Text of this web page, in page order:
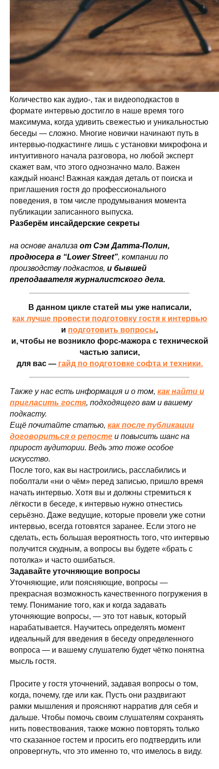
Количество как аудио-, так и видеоподкастов в
формате интервью достигло в наше время того
максимума, когда удивить свежестью и уникальностью
беседы — сложно. Многие новички начинают путь в
интервью-подкастинге лишь с установки микрофона и
интуитивного начала разговора, но любой эксперт
скажет вам, что этого однозначно мало. Важен
каждый нюанс! Важная каждая деталь от поиска и
приглашения гостя до профессионального
поведения, в том числе продумывания момента
публикации записанного выпуска.
Разберём инсайдерские секреты
на основе анализа от Сэм Датта-Полин,
продюсера в “Lower Street”, компании по
производству подкастов, и бывшей
преподавателя журналистского дела.
В данном цикле статей мы уже написали,
как лучше провести подготовку гостя к интервью
и подготовить вопросы,
и, чтобы не возникло форс-мажора с технической
частью записи,
для вас — гайд по подготовке софта и техники.
Также у нас есть информация и о том, как найти и
пригласить гостя, подходящего вам и вашему
подкасту.
Ещё почитайте статью, как после публикации
договориться о репосте и повысить шанс на
прирост аудитории. Ведь это тоже особое
искусство.
После того, как вы настроились, расслабились и
поболтали «ни о чём» перед записью, пришло время
начать интервью. Хотя вы и должны стремиться к
лёгкости в беседе, к интервью нужно отнестись
серьёзно. Даже ведущие, которые провели уже сотни
интервью, всегда готовятся заранее. Если этого не
сделать, есть большая вероятность того, что интервью
получится скудным, а вопросы вы будете «брать с
потолка» и часто ошибаться.
Задавайте уточняющие вопросы
Уточняющие, или поясняющие, вопросы —
прекрасная возможность качественного погружения в
тему. Понимание того, как и когда задавать
уточняющие вопросы, — это тот навык, который
нарабатывается. Научитесь определять момент
идеальный для введения в беседу определенного
вопроса — и вашему слушателю будет чётко понятна
мысль гостя.
Просите у гостя уточнений, задавая вопросы о том,
когда, почему, где или как. Пусть они раздвигают
рамки мышления и проясняют нарратив для себя и
дальше. Чтобы помочь своим слушателям сохранять
нить повествования, также можно повторять только
что сказанное гостем и просить его подтвердить или
опровергнуть, что это именно то, что имелось в виду.